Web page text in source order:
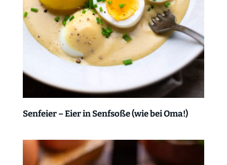
Senfeier – Eier in Senfsoße (wie bei Oma!)